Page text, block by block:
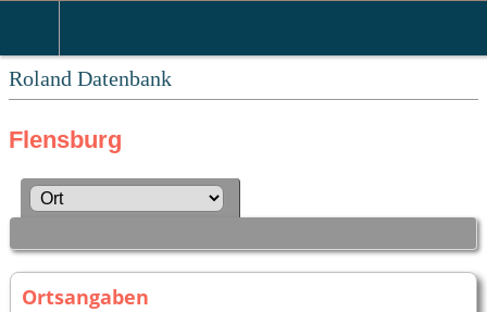
Roland Datenbank
Flensburg
Ortsangaben